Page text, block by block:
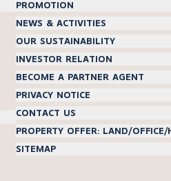
PROMOTION
NEWS & ACTIVITIES
OUR SUSTAINABILITY
INVESTOR RELATION
BECOME A PARTNER AGENT
PRIVACY NOTICE
CONTACT US
PROPERTY OFFER: LAND/OFFICE/
SITEMAP